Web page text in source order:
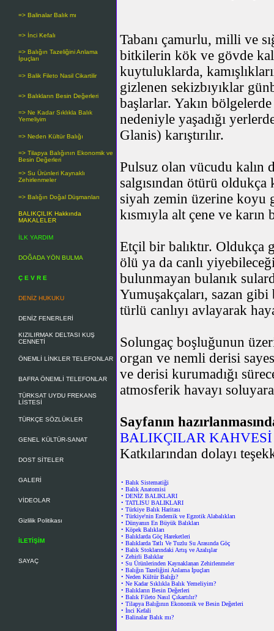
=> Balinalar Balık mı
=> İnci Kefalı
=> Balığın Tazeliğini Anlama
İpuçları
=> Balik Fileto Nasil Cikartilir
=> Balıkların Besin Değerleri
=> Ne Kadar Sıklıkla Balık
Yemeliyim
=> Neden Kültür Balığı
=> Tilapya Balığının Ekonomik ve
Besin Değerleri
=> Su Ürünleri Kaynaklı
Zehirlenmeler
=> Balığın Doğal Düşmanları
BALIKÇILIK Hakkında
MAKALELER
İLK YARDIM
DOĞADA YÖN BULMA
Ç E V R E
DENİZ HUKUKU
DENİZ FENERLERİ
KIZILIRMAK DELTASI KUŞ
CENNETİ
ÖNEMLİ LİNKLER TELEFONLAR
BAFRA ÖNEMLİ TELEFONLAR
TÜRKSAT UYDU FREKANS
LİSTESİ
TÜRKÇE SÖZLÜKLER
GENEL KÜLTÜR-SANAT
DOST SİTELER
GALERİ
VİDEOLAR
Gizlilik Politikası
İLETİŞİM
SAYAÇ
Tabanı çamurlu, milli ve
bitkilerin kök ve gövde
kuytuluklarda,
gizlenen sekizbıyıklar
başlarlar. Yakın
nedeniyle yaşadığı
Glanis) karıştırılır.
Pulsuz olan vücudu kalın
salgısından ötürü oldukça
siyah zemin üzerine koyu
kısmıyla alt çene ve
Etçil bir balıktır. Oldukça
ölü ya da canlı
bulunmayan bulanık
Yumuşakçaları, sazan
türlü canlıyı avlayarak
Solungaç boşluğunun
organ ve nemli derisi
ve derisi kurumadığı
atmosferik havayı
Sayfanın
BALIKÇILAR KAHVESİ
Katkılarından dolayı
• Balık Sistematiği
• Balık Anatomisi
• DENİZ BALIKLARI
• TATLISU BALIKLARI
• Türkiye Balık Haritası
• Türkiye'nin Endemik ve Egzotik Alabalıkları
• Dünyanın En Büyük Balıkları
• Köpek Balıkları
• Balıklarda Göç Hareketleri
• Balıklarda Tatlı Ve Tuzlu Su Arasında Göç
• Balık Stoklarındaki Artış ve Azalışlar
• Zehirli Balıklar
• Su Ürünlerinden Kaynaklanan Zehirlenmeler
• Balığın Tazeliğini Anlama İpuçları
• Neden Kültür Balığı?
• Ne Kadar Sıklıkla Balık Yemeliyim?
• Balıkların Besin Değerleri
• Balık Fileto Nasıl Çıkartılır?
• Tilapya Balığının Ekonomik ve Besin Değerleri
• İnci Kefali
• Balinalar Balık mı?